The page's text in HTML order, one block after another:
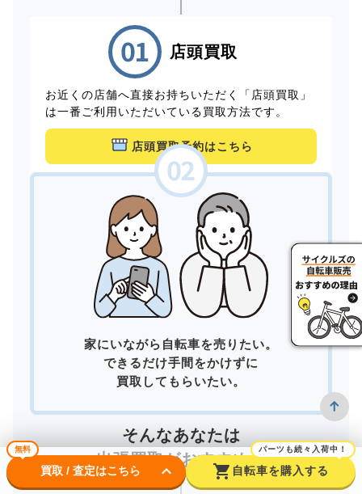
店頭買取
お近くの店舗へ直接お持ちいただく「店頭買取」
は一番ご利用いただいている買取方法です。
店頭買取予約はこちら
家にいながら自転車を売りたい。
できるだけ手間をかけずに
買取してもらいたい。
そんなあなたは
出張買取がおすすめ！
無料
買取 / 査定はこちら keyboard_arrow_down shopping_cart
パーツも続々入荷中！
自転車を購入する